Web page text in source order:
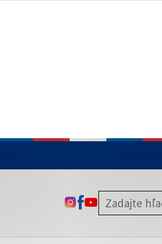
je zabezpečená
webovú stránku.
ODKAZ SA OTVORÍ NA
ODKAZ SA OTVORÍ
ODKAZ SA